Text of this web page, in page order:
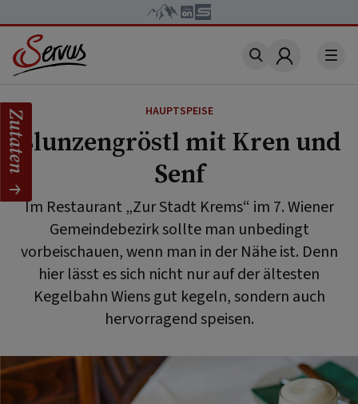
Account
HAUPTSPEISE
Blunzengröstl mit Kren und
Senf
Im Restaurant „Zur Stadt Krems“ im 7. Wiener
Gemeindebezirk sollte man unbedingt
vorbeischauen, wenn man in der Nähe ist. Denn
hier lässt es sich nicht nur auf der ältesten
Kegelbahn Wiens gut kegeln, sondern auch
hervorragend speisen.
Zutaten